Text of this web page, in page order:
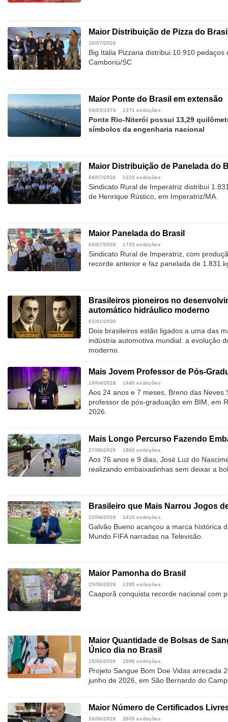
Maior Distribuição de Pizza do
10/07/2026
Big Itália Pizzaria distribui 10.910 pedaços
Camboriú/SC
Maior Ponte do Brasil em extensão
04/03/1974 1371 exibições
Ponte Rio-Niterói possui 13,29
símbolos da engenharia nacional
Maior Distribuição de Panelada do
04/07/2026 1225 exibições
Sindicato Rural de Imperatriz distribui
de Henrique Rústico, em Imperatriz/MA.
Maior Panelada do Brasil
04/07/2026 1720 exibições
Sindicato Rural de Imperatriz, com
recorde anterior e faz panelada de 1.831
Brasileiros pioneiros no
automático hidráulico moderno
01/01/2030
Dois brasileiros estão ligados a uma das
indústria automotiva mundial: a evolução
moderno.
Mais Jovem Professor de Pós-
10/04/2026 1440 exibições
Aos 24 anos e 7 meses, Breno das Neves
professor de pós-graduação em BIM, em
2026.
Mais Longo Percurso Fazendo
27/06/2026 1860 exibições
Aos 76 anos e 9 dias, José Luz do
realizando embaixadinhas sem deixar a
Brasileiro que Mais Narrou Jogos
22/06/2026 1410 exibições
Galvão Bueno acançou a marca histórica
Mundo FIFA narradas na Televisão.
Maior Pamonha do Brasil
25/06/2026 1395 exibições
Caaporã conquista recorde nacional com
Maior Quantidade de Bolsas de
Único dia no Brasil
15/06/2026 1098 exibições
Projeto Sangue Bom Doe Vidas arrecada
junho de 2026, em São Bernardo do
Maior Número de Certificados
20/06/2026 2609 exibições